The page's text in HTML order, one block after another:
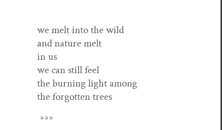
we melt into the wild
and nature melt
in us
we can still feel
the burn­ing light among
the for­got­ten trees
***